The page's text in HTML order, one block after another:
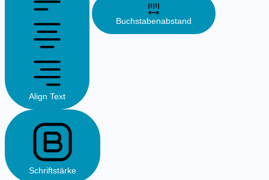
Align Text
Buchstabenabstand
Schriftstärke